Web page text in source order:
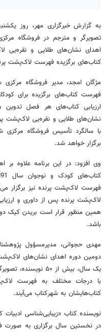
تصویرگر و مترجم در فروشگاه
اهدای نشان‌های طلایی و نقره‌یی
کتاب‌های برگزیده فهرست لاک‌پشت
مژگان امجد، مدیر فروشگاه مرکزی
فهرست کتاب‌های برگزیده برای
ارزیابی کتاب‌های هر فصل
برگزار خواهد شد.
وی افزود: در این برنامه علاوه بر
فهرست لاک‌پشت پرنده نیز برگزار
لاک‌پشت پرنده پس از داوری و
همین منظور قرار است بریدن کیک
باشد.
مهدی حجوانی، مدیرمسؤول
دومین دوره اهدای نشان‌های
یک سال، بیش از ۵۰
با درجات مختلف به فهرست
کتاب‌هایشان به شهرکتاب می‌آیند.
نویسنده کتاب «زیبایی‌شناسی
در نخستین سال برگزاری به صورت